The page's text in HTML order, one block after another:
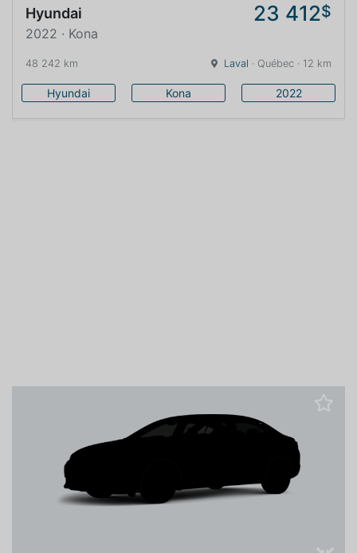
Hyundai 23 412$
2022 · Kona
48 242 km Laval · Québec · 12 km
Hyundai Kona 2022